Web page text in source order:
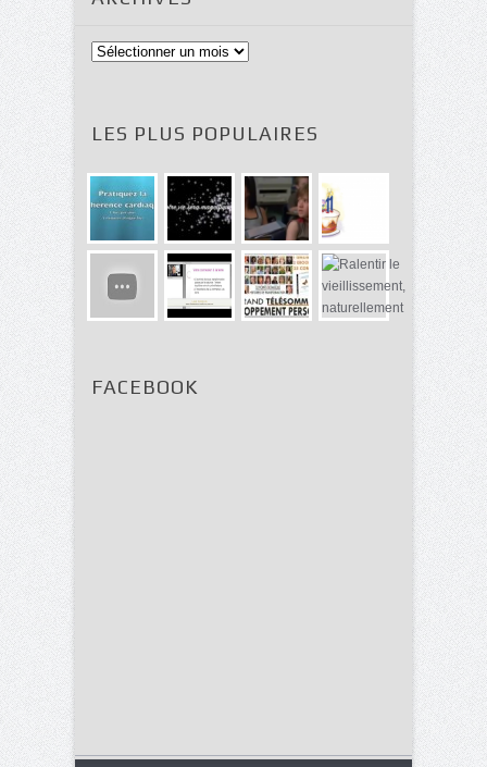
Archives
LES PLUS POPULAIRES
FACEBOOK